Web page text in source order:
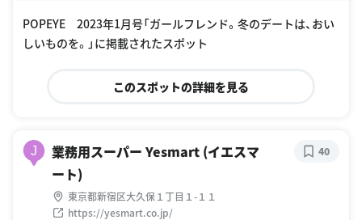
POPEYE 2023年1月号「ガールフレンド。冬のデートは、おい
しいものを。」に掲載されたスポット
このスポットの詳細を見る
J
業務用スーパー Yesmart (イエスマ
ート)
東京都新宿区大久保１丁目１-１１
https://yesmart.co.jp/
40